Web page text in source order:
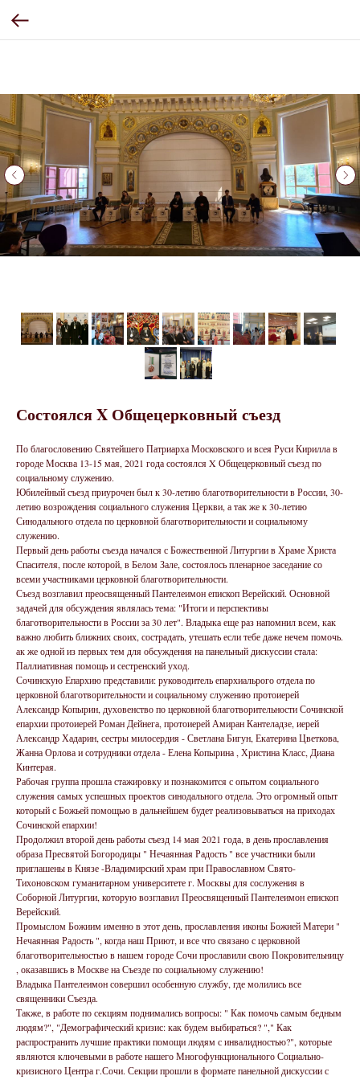
Состоялся X Общецерковный съезд
По благословению Святейшего Патриарха Московского и всея Руси Кирилла в
городе Москва 13-15 мая, 2021 года состоялся X Общецерковный съезд по
социальному служению.
Юбилейный съезд приурочен был к 30-летию благотворительности в России, 30-
летию возрождения социального служения Церкви, а так же к 30-летию
Синодального отдела по церковной благотворительности и социальному
служению.
Первый день работы съезда начался с Божественной Литургии в Храме Христа
Спасителя, после которой, в Белом Зале, состоялось пленарное заседание со
всеми участниками церковной благотворительности.
Съезд возглавил преосвященный Пантелеимон епископ Верейский. Основной
задачей для обсуждения являлась тема: "Итоги и перспективы
благотворительности в России за 30 лет". Владыка еще раз напомнил всем, как
важно любить ближних своих, сострадать, утешать если тебе даже нечем помочь.
ак же одной из первых тем для обсуждения на панельный дискуссии стала:
Паллиативная помощь и сестренский уход.
Сочинскую Епархию представили: руководитель епархиальрого отдела по
церковной благотворительности и социальному служению протоиерей
Александр Копырин, духовенство по церковной благотворительности Сочинской
епархии протоиерей Роман Дейнега, протоиерей Амиран Кантеладзе, иерей
Александр Хадарин, сестры милосердия - Светлана Бигун, Екатерина Цветкова,
Жанна Орлова и сотрудники отдела - Елена Копырина , Христина Класс, Диана
Кинтерая.
Рабочая группа прошла стажировку и познакомится с опытом социального
служения самых успешных проектов синодального отдела. Это огромный опыт
который с Божьей помощью в дальнейшем будет реализовываться на приходах
Сочинской епархии!
Продолжил второй день работы съезд 14 мая 2021 года, в день прославления
образа Пресвятой Богородицы " Нечаянная Радость " все участники были
приглашены в Князе -Владимирский храм при Православном Свято-
Тихоновском гуманитарном университете г. Москвы для сослужения в
Соборной Литургии, которую возглавил Преосвященный Пантелеимон епископ
Верейский.
Промыслом Божиим именно в этот день, прославления иконы Божией Матери "
Нечаянная Радость ", когда наш Приют, и все что связано с церковной
благотворительностью в нашем городе Сочи прославили свою Покровительницу
, оказавшись в Москве на Съезде по социальному служению!
Владыка Пантелеимон совершил особенную службу, где молились все
священники Съезда.
Также, в работе по секциям поднимались вопросы: " Как помочь самым бедным
людям?", "Демографический кризис: как будем выбираться? "," Как
распространить лучшие практики помощи людям с инвалидностью?", которые
являются ключевыми в работе нашего Многофункционального Социально-
кризисного Центра г.Сочи. Секции прошли в формате панельной дискуссии с